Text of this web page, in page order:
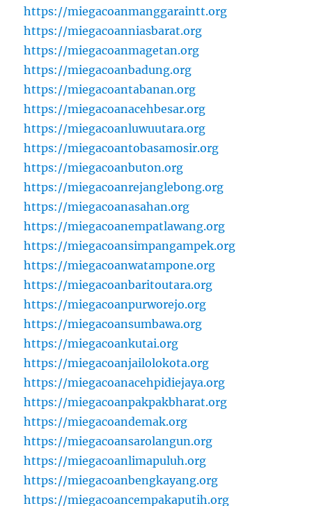
https://miegacoanmanggaraintt.org
https://miegacoanniasbarat.org
https://miegacoanmagetan.org
https://miegacoanbadung.org
https://miegacoantabanan.org
https://miegacoanacehbesar.org
https://miegacoanluwuutara.org
https://miegacoantobasamosir.org
https://miegacoanbuton.org
https://miegacoanrejanglebong.org
https://miegacoanasahan.org
https://miegacoanempatlawang.org
https://miegacoansimpangampek.org
https://miegacoanwatampone.org
https://miegacoanbaritoutara.org
https://miegacoanpurworejo.org
https://miegacoansumbawa.org
https://miegacoankutai.org
https://miegacoanjailolokota.org
https://miegacoanacehpidiejaya.org
https://miegacoanpakpakbharat.org
https://miegacoandemak.org
https://miegacoansarolangun.org
https://miegacoanlimapuluh.org
https://miegacoanbengkayang.org
https://miegacoancempakaputih.org